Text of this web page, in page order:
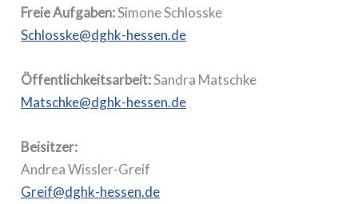
Freie Aufgaben:Simone Schlosske
Schlosske@dghk-hessen.de
Öffentlichkeitsarbeit:Sandra Matschke
Matschke@dghk-hessen.de
Beisitzer:
Andrea Wissler-Greif
Greif@dghk-hessen.de